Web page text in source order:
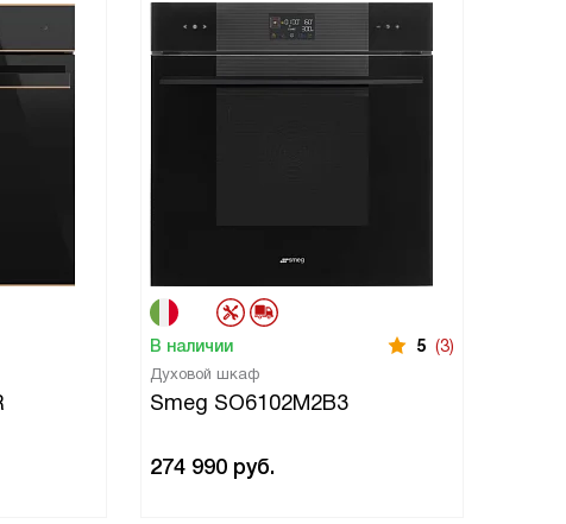
В наличии 5 (3)
Духовой шкаф
Smeg SO6102M2B3
274 990 руб.